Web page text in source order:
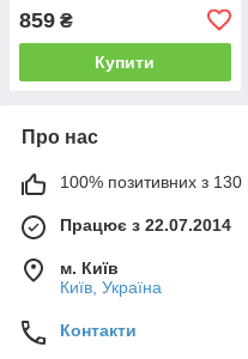
859 ₴
Купити
Про нас
100% позитивних з 130
Працює з 22.07.2014
м. Київ
Київ, Україна
Контакти